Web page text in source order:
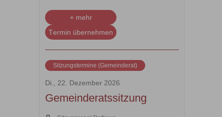
+ mehr
Termin übernehmen
Di., 22. Dezember 2026
Gemeinderatssitzung
Sitzungstermine (Gemeinderat)